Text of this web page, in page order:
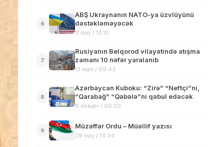
6
ABŞ Ukraynanın NATO-ya üzvlüyünü
dəstəkləməyəcək
11 may / 13:10
7
Rusiyanın Belqorod vilayətində atışma
zamanı 10 nəfər yaralanıb
13 mart / 09:43
8
Azərbaycan Kuboku: “Zirə” “Neftçi”ni,
“Qarabağ” “Qəbələ”ni qəbul edəcək
8 dekabr / 09:03
9
Müzəffər Ordu – Müəllif yazısı
29 may / 14:34